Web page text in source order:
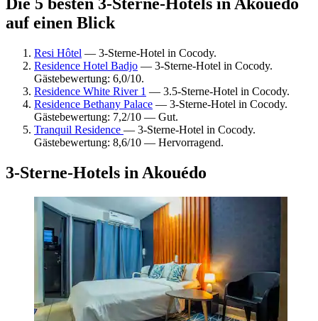
auf einen Blick
Resi Hôtel — 3-Sterne-Hotel in Cocody.
Residence Hotel Badjo — 3-Sterne-Hotel in Cocody.
Gästebewertung: 6,0/10.
Residence White River 1 — 3.5-Sterne-Hotel in Cocody.
Residence Bethany Palace — 3-Sterne-Hotel in Cocody.
Gästebewertung: 7,2/10 — Gut.
Tranquil Residence — 3-Sterne-Hotel in Cocody.
Gästebewertung: 8,6/10 — Hervorragend.
3-Sterne-Hotels in Akouédo